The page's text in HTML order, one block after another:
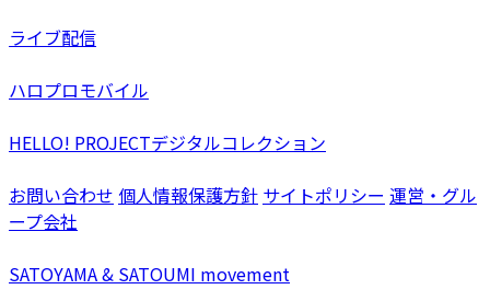
ライブ配信
ハロプロモバイル
HELLO! PROJECTデジタルコレクション
お問い合わせ 個人情報保護方針 サイトポリシー 運営・グル
ープ会社
SATOYAMA & SATOUMI movement